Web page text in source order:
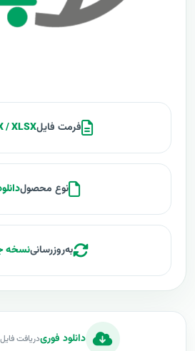
فرمت فایل/ XLSX
نوع محصول
به‌روزرسانینسخه
دانلود فوریدریافت